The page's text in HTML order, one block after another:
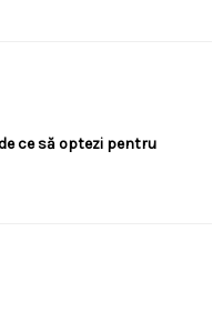
ce să optezi pentru